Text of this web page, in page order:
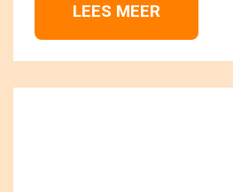
LEES MEER